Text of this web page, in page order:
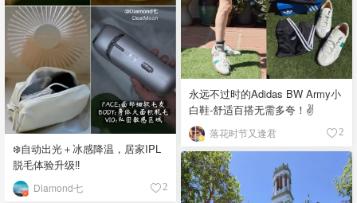
永远不过时的Adidas BW Army小
白鞋-舒适百搭无需多夸！✌️
落花时节又逢君 2
❄️自动出光＋冰感降温，居家IPL
脱毛体验升级‼️
Diamond七 2